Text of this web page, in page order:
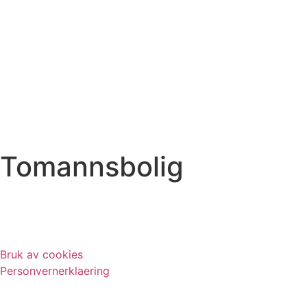
Tomannsbolig
Bruk av cookies
Personvernerklaering